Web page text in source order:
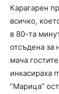
Карагарен
всичко,
в 80-та
отсъдена за
мача
инкасираха
“Марица”